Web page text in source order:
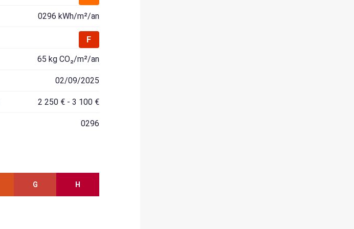
0296 kWh/m²/an
F
65 kg CO₂/m²/an
02/09/2025
2 250 € - 3 100 €
0296
G H